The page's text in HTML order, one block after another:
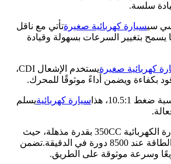
سلسة.
سيارة كهربائية صغيرةتأتي مع ناقل
يسمح بتغيير السرعات بسهولة وقيادة
كهربائية صغيرة
يستخدم الإشعال CDI،
بكفاءة ويضمن أداءً موثوقًا للمحرك.
سيارة كهربائيةيسلم
5. الطاقة: تتمتع السيارة الكهربائية 350CC بقدرة مذهلة، حيث
تولد 23 كيلو واط من الطاقة عند 8500 دورة في الدقيقة.تضمن
وسرعة موثوقة على الطريق.